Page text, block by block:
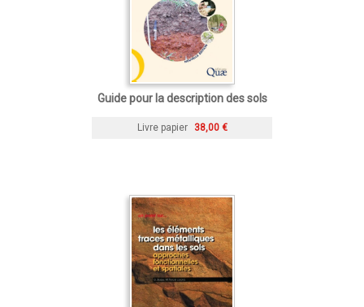
Guide pour la description des sols
Livre papier 38,00 €